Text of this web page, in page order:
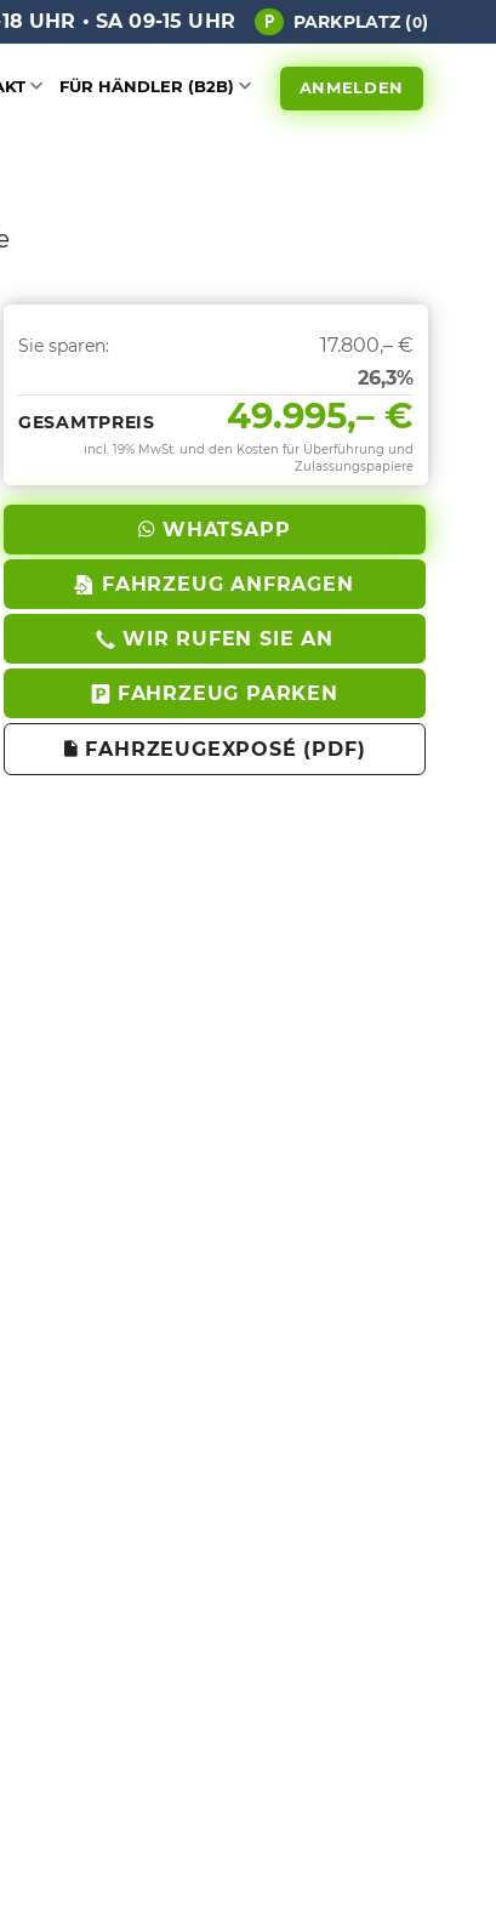
UHR • SA 09-15 UHR PARKPLATZ (0)
FÜR HÄNDLER (B2B) ANMELDEN
Sie sparen:
17.800,– €
26,3%
GESAMTPREIS 49.995,– €
incl. 19% MwSt. und den Kosten für Überführung und
Zulassungspapiere
WHATSAPP
FAHRZEUG ANFRAGEN
WIR RUFEN SIE AN
FAHRZEUG PARKEN
FAHRZEUGEXPOSÉ (PDF)